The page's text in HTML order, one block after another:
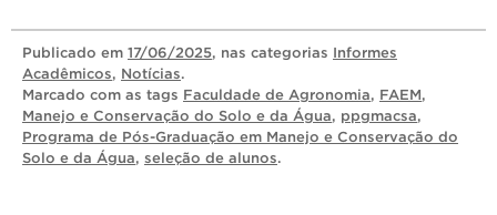
Publicado em 17/06/2025, nas categorias Informes
Acadêmicos, Notícias.
Marcado com as tags Faculdade de Agronomia, FAEM,
Manejo e Conservação do Solo e da Água, ppgmacsa,
Programa de Pós-Graduação em Manejo e Conservação do
Solo e da Água, seleção de alunos.